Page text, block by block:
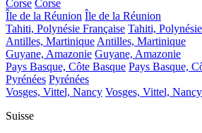
Corse Corse
Île de la Réunion Île de la Réunion
Tahiti, Polynésie Française Tahiti,
Antilles, MartiniqueAntilles, Martinique
Guyane, Amazonie Guyane, Amazonie
Pays Basque, Côte Basque Pays Basque,
Pyrénées Pyrénées
Vosges, Vittel, Nancy Vosges, Vittel, Nancy
Suisse